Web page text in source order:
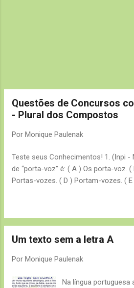
Questões de Concursos
- Plural dos Compostos
Por Monique Paulenak
Teste seus Conhecimentos! 1. (Inpi -
de “porta-voz” é: ( A ) Os porta-voz.
Portas-vozes. ( D ) Portam-vozes. (
Um texto sem a letra A
Por Monique Paulenak
Na língua portuguesa